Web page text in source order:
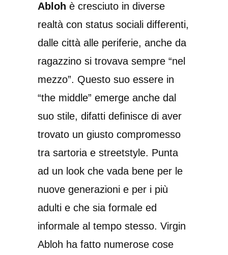
Abloh è cresciuto in diverse
realtà con status sociali differenti,
dalle città alle periferie, anche da
ragazzino si trovava sempre “nel
mezzo”. Questo suo essere in
“the middle” emerge anche dal
suo stile, difatti definisce di aver
trovato un giusto compromesso
tra sartoria e streetstyle. Punta
ad un look che vada bene per le
nuove generazioni e per i più
adulti e che sia formale ed
informale al tempo stesso. Virgin
Abloh ha fatto numerose cose